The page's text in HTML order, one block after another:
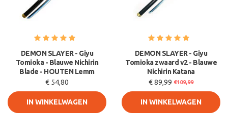
DEMON SLAYER - Giyu
Tomioka - Blauwe Nichirin
Blade - HOUTEN Lemm
€ 54,80
IN WINKELWAGEN
DEMON SLAYER - Giyu
Tomioka zwaard v2 - Blauwe
Nichirin Katana
€ 89,99 €109,99
IN WINKELWAGEN